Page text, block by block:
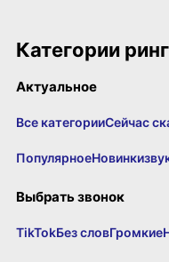
Категории
Актуальное
Все категорииСейчас
ПопулярноеНовинки
Выбрать звонок
TikTokБез словГромкие